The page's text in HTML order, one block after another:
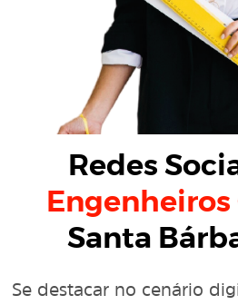
Redes
Engenheiros
Santa
Se destacar no cenário